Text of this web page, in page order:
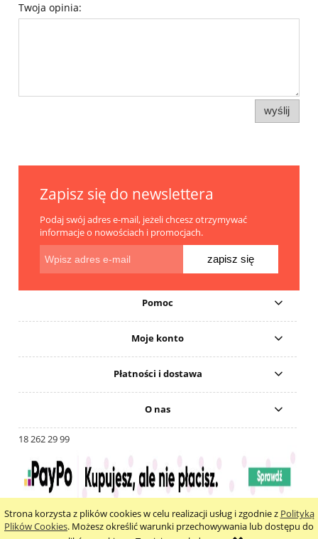
Strona korzysta z plików cookies w celu realizacji usług i zgodnie z Polityką
Plików Cookies. Możesz określić warunki przechowywania lub dostępu do
Twoja opinia:
wyślij
Zapisz się do newslettera
Podaj swój adres e-mail, jeżeli chcesz otrzymywać
informacje o nowościach i promocjach.
zapisz się
Pomoc
Moje konto
Płatności i dostawa
O nas
18 262 29 99
pokaż pełną wersję strony